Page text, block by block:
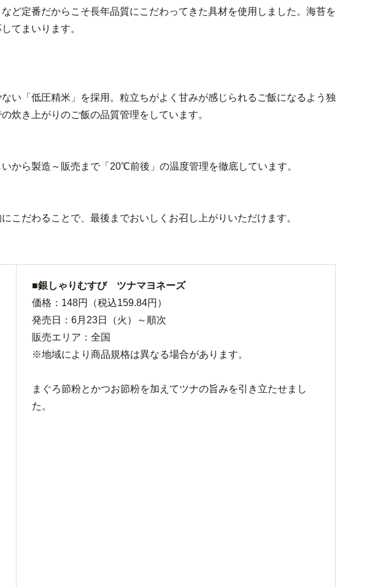
ど定番だからこそ長年品質にこだわってきた具材を使用しました。海苔を
てまいります。
い「低圧精米」を採用。粒立ちがよく甘みが感じられるご飯になるよう独
炊き上がりのご飯の品質管理をしています。
から製造～販売まで「20℃前後」の温度管理を徹底しています。
こだわることで、最後までおいしくお召し上がりいただけます。
■銀しゃりむすび ツナマヨネーズ
価格：148円（税込159.84円）
発売日：6月23日（火）～順次
販売エリア：全国
※地域により商品規格は異なる場合があります。
まぐろ節粉とかつお節粉を加えてツナの旨みを引き立たせまし
た。